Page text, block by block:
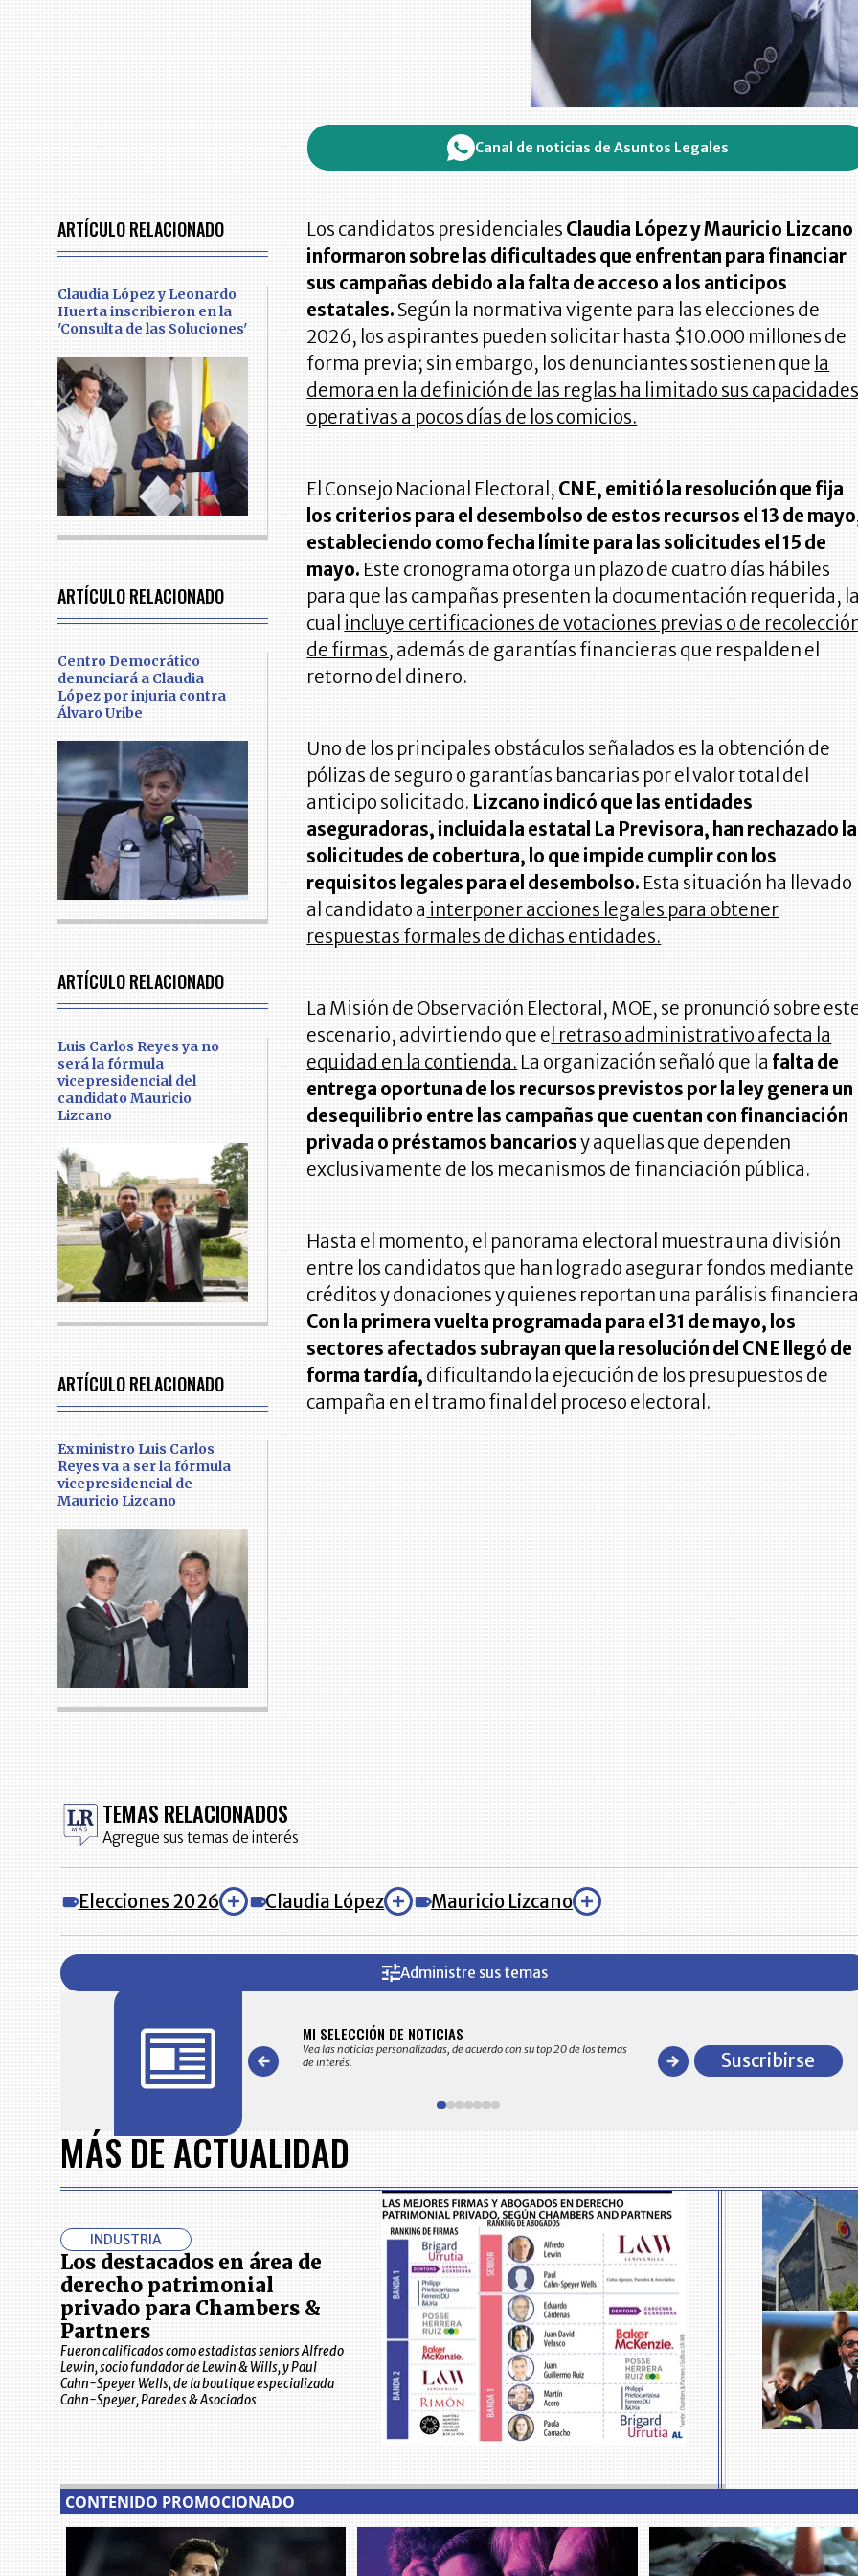
Canal de noticias de Asuntos Legales
ARTÍCULO RELACIONADO
Claudia López y Leonardo
Huerta inscribieron en la
'Consulta de las Soluciones'
Los candidatos presidenciales Claudia López y Mauricio Lizcano
informaron sobre las dificultades que enfrentan para financiar
sus campañas debido a la falta de acceso a los anticipos
estatales. Según la normativa vigente para las elecciones de
2026, los aspirantes pueden solicitar hasta $10.000 millones de
forma previa; sin embargo, los denunciantes sostienen que la
demora en la definición de las reglas ha limitado sus
operativas a pocos días de los comicios.
ARTÍCULO RELACIONADO
Centro Democrático
denunciará a Claudia
López por injuria contra
Álvaro Uribe
El Consejo Nacional Electoral, CNE, emitió la resolución que fija
los criterios para el desembolso de estos recursos el 13 de
estableciendo como fecha límite para las solicitudes el 15 de
mayo. Este cronograma otorga un plazo de cuatro días hábiles
para que las campañas presenten la documentación requerida,
cual incluye certificaciones de votaciones previas o de
de firmas, además de garantías financieras que respalden el
retorno del dinero.
ARTÍCULO RELACIONADO
Luis Carlos Reyes ya no
será la fórmula
vicepresidencial del
candidato Mauricio
Lizcano
Uno de los principales obstáculos señalados es la obtención de
pólizas de seguro o garantías bancarias por el valor total del
anticipo solicitado. Lizcano indicó que las entidades
aseguradoras, incluida la estatal La Previsora, han rechazado
solicitudes de cobertura, lo que impide cumplir con los
requisitos legales para el desembolso. Esta situación ha llevado
al candidato a interponer acciones legales para obtener
respuestas formales de dichas entidades.
ARTÍCULO RELACIONADO
Exministro Luis Carlos
Reyes va a ser la fórmula
vicepresidencial de
Mauricio Lizcano
La Misión de Observación Electoral, MOE, se pronunció sobre
escenario, advirtiendo que e l retraso administrativo afecta la
equidad en la contienda. La organización señaló que la falta de
entrega oportuna de los recursos previstos por la ley genera un
desequilibrio entre las campañas que cuentan con financiación
privada o préstamos bancariosy aquellas que dependen
exclusivamente de los mecanismos de financiación pública.
Hasta el momento, el panorama electoral muestra una división
entre los candidatos que han logrado asegurar fondos mediante
créditos y donaciones y quienes reportan una parálisis
Con la primera vuelta programada para el 31 de mayo, los
sectores afectados subrayan que la resolución del CNE llegó de
forma tardía, dificultando la ejecución de los presupuestos de
campaña en el tramo final del proceso electoral.
TEMAS RELACIONADOS
Agregue sus temas de interés
Elecciones 2026 Claudia López Mauricio Lizcano
Administre sus temas
en su correo electrónico las noticias seleccionadas por nuestro
MI SELECCIÓN DE NOTICIAS
Vea las noticias personalizadas, de acuerdo con su top 20 de los temas
de interés.
Recopilación clasificada por sectores
comportamiento general y detallado de las
en ventas en Colombia
of
7
Suscribirse
MÁS DE ACTUALIDAD
INDUSTRIA
Los destacados en área de
derecho patrimonial
privado para Chambers &
Partners
Fueron calificados como estadistas seniors Alfredo
Lewin, socio fundador de Lewin & Wills, y Paul
Cahn-Speyer Wells, de la boutique especializada
Cahn-Speyer, Paredes & Asociados